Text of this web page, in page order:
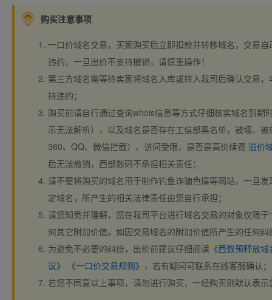
购买注意事项
一口价域名交易，买家购买后立即扣款并转移域名，交易
违约，一旦出价不支持撤销，请慎重操作！
第三方域名需等待卖家将域名入库或转入我司后确认交易
持违约；
购买前请自行通过查询whois信息等方式仔细核实域名到期
示无法解析），以及域名是否存在工信部黑名单，被墙、
360、QQ、微信拦截）、访问受限，是否是高价续费 溢价
后无法撤销，西部数码不承担相关责任；
请不要将购买的域名用于制作钓鱼诈骗色情等网站，一旦
定域名，所产生的相关法律责任由您自行承担；
请您知悉并理解，您在我司平台进行域名交易的对象仅限于
何其它附加价值。如因交易域名的附加价值所产生的任何
为避免不必要的纠纷，出价前建议仔细阅读 《西数预释放
议》
《一口价交易规则》 ，若有疑问可联系在线客服确认；
若您不同意以上事项，请勿进行购买，一经购买则默认表